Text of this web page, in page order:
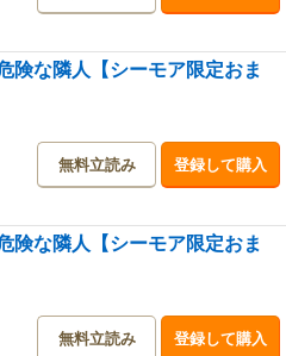
険な隣人【シーモア限定おま
無料立読み 登録して購入
険な隣人【シーモア限定おま
無料立読み 登録して購入